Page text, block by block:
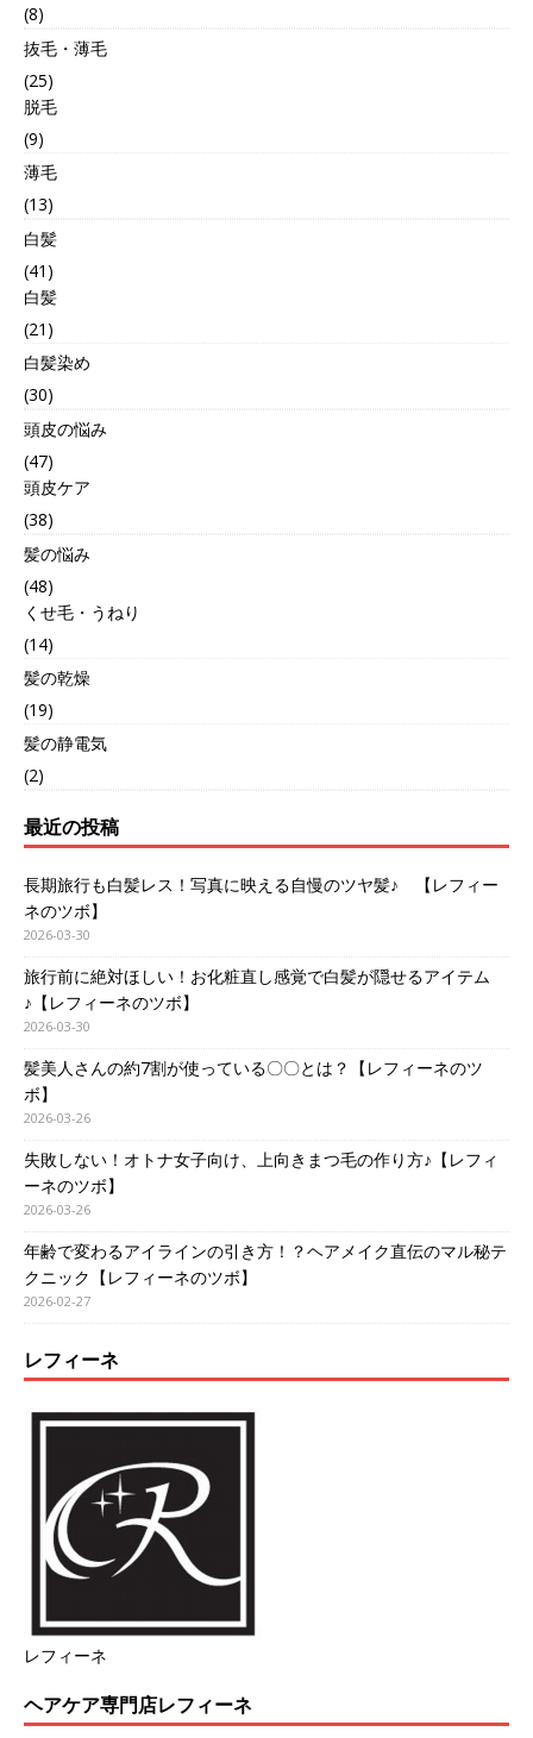
(8)
抜毛・薄毛
(25)
脱毛
(9)
薄毛
(13)
白髪
(41)
白髪
(21)
白髪染め
(30)
頭皮の悩み
(47)
頭皮ケア
(38)
髪の悩み
(48)
くせ毛・うねり
(14)
髪の乾燥
(19)
髪の静電気
(2)
最近の投稿
長期旅行も白髪レス！写真に映える自慢のツヤ髪♪ 【レフィー
ネのツボ】
2026-03-30
旅行前に絶対ほしい！お化粧直し感覚で白髪が隠せるアイテム
♪【レフィーネのツボ】
2026-03-30
髪美人さんの約7割が使っている〇〇とは？【レフィーネのツ
ボ】
2026-03-26
失敗しない！オトナ女子向け、上向きまつ毛の作り方♪【レフィ
ーネのツボ】
2026-03-26
年齢で変わるアイラインの引き方！？ヘアメイク直伝のマル秘テ
クニック【レフィーネのツボ】
2026-02-27
レフィーネ
レフィーネ
ヘアケア専門店レフィーネ